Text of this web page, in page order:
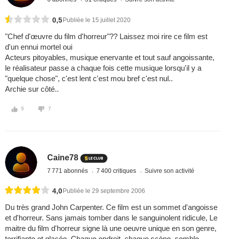
0,5 Publiée le 15 juillet 2020
"Chef d'œuvre du film d'horreur"?? Laissez moi rire ce film est
d'un ennui mortel oui
Acteurs pitoyables, musique enervante et tout sauf angoissante,
le réalisateur passe a chaque fois cette musique lorsqu'il y a
"quelque chose", c'est lent c'est mou bref c'est nul..
Archie sur côté..
5 7
Caine78
7 771 abonnés 7 400 critiques Suivre son activité
4,0 Publiée le 29 septembre 2006
Du très grand John Carpenter. Ce film est un sommet d'angoisse
et d'horreur. Sans jamais tomber dans le sanguinolent ridicule, Le
maitre du film d'horreur signe là une oeuvre unique en son genre,